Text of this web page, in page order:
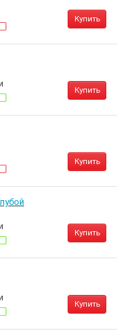
Купить
Купить
Купить
Купить
Купить